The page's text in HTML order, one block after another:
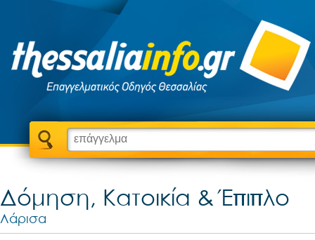
Δόμηση, Κατοικία & Έπιπλο
Λάρισα